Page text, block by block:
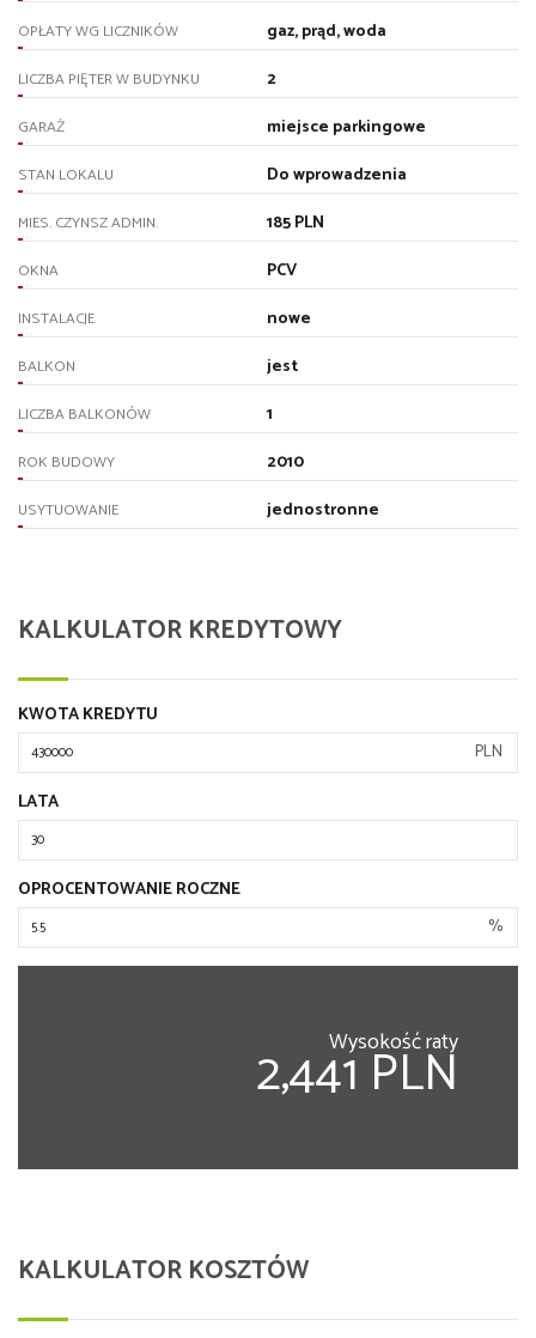
OPŁATY WG LICZNIKÓW gaz, prąd, woda
LICZBA PIĘTER W BUDYNKU 2
GARAŻ miejsce parkingowe
STAN LOKALU Do wprowadzenia
MIES. CZYNSZ ADMIN. 185 PLN
OKNA PCV
INSTALACJE nowe
BALKON jest
LICZBA BALKONÓW 1
ROK BUDOWY 2010
USYTUOWANIE jednostronne
KALKULATOR KREDYTOWY
KWOTA KREDYTU
PLN
LATA
OPROCENTOWANIE ROCZNE
%
Wysokość raty
2,441 PLN
KALKULATOR KOSZTÓW